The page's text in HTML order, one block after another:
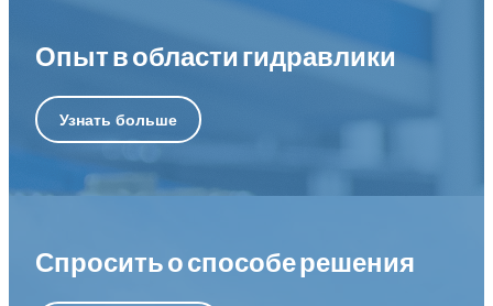
Опыт в области гидравлики
Узнать больше
Спросить о способе решения